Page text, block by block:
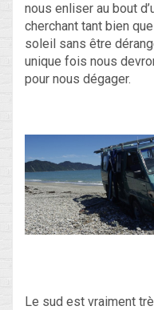
nous enliser au bout
cherchant tant bien
soleil sans être
unique fois nous
pour nous dégager.
Le sud est vraiment